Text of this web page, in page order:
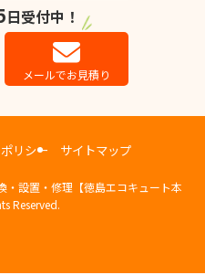
日受付中！
メールでお見積り
リシー サイトマップ
・設置・修理【徳島エコキュート本
Reserved.